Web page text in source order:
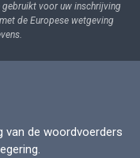
voor uw inschrijving
de Europese wetgeving
van de woordvoerders